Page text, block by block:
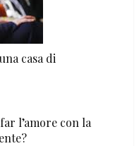
casa di
l’amore con la